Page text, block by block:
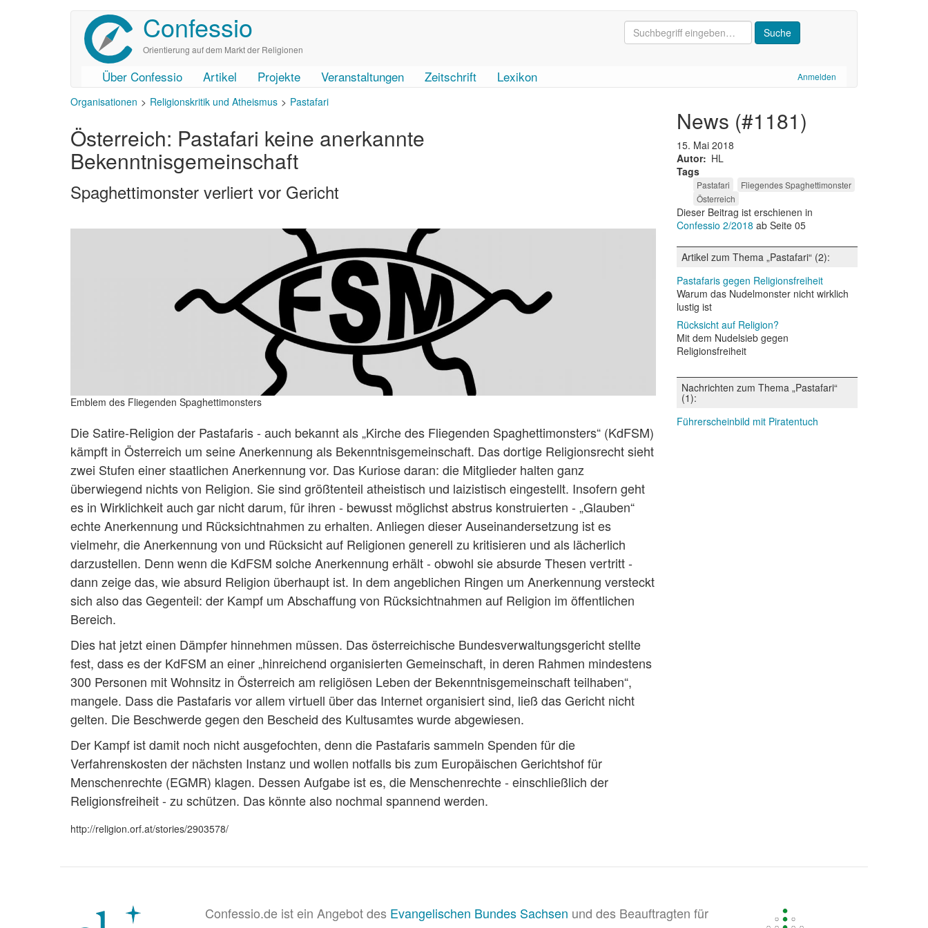
Confessio
Orientierung auf dem Markt der Religionen
User
account
menu
Anmelden
Main
navigation
Über Confessio Artikel Projekte Veranstaltungen Zeitschrift Lexikon
Organisationen Religionskritik und Atheismus Pastafari
Österreich: Pastafari keine anerkannte
Bekenntnisgemeinschaft
Spaghettimonster verliert vor Gericht
Emblem des Fliegenden Spaghettimonsters
Die Satire-Religion der Pastafaris - auch bekannt als „Kirche des Fliegenden Spaghettimonsters“ (KdFSM)
kämpft in Österreich um seine Anerkennung als Bekenntnisgemeinschaft. Das dortige Religionsrecht sieht
zwei Stufen einer staatlichen Anerkennung vor. Das Kuriose daran: die Mitglieder halten ganz
überwiegend nichts von Religion. Sie sind größtenteil atheistisch und laizistisch eingestellt. Insofern geht
es in Wirklichkeit auch gar nicht darum, für ihren - bewusst möglichst abstrus konstruierten - „Glauben“
echte Anerkennung und Rücksichtnahmen zu erhalten. Anliegen dieser Auseinandersetzung ist es
vielmehr, die Anerkennung von und Rücksicht auf Religionen generell zu kritisieren und als lächerlich
darzustellen. Denn wenn die KdFSM solche Anerkennung erhält - obwohl sie absurde Thesen vertritt -
dann zeige das, wie absurd Religion überhaupt ist. In dem angeblichen Ringen um Anerkennung versteckt
sich also das Gegenteil: der Kampf um Abschaffung von Rücksichtnahmen auf Religion im öffentlichen
Bereich.
Dies hat jetzt einen Dämpfer hinnehmen müssen. Das österreichische Bundesverwaltungsgericht stellte
fest, dass es der KdFSM an einer „hinreichend organisierten Gemeinschaft, in deren Rahmen mindestens
300 Personen mit Wohnsitz in Österreich am religiösen Leben der Bekenntnisgemeinschaft teilhaben“,
mangele. Dass die Pastafaris vor allem virtuell über das Internet organisiert sind, ließ das Gericht nicht
gelten. Die Beschwerde gegen den Bescheid des Kultusamtes wurde abgewiesen.
Der Kampf ist damit noch nicht ausgefochten, denn die Pastafaris sammeln Spenden für die
Verfahrenskosten der nächsten Instanz und wollen notfalls bis zum Europäischen Gerichtshof für
Menschenrechte (EGMR) klagen. Dessen Aufgabe ist es, die Menschenrechte - einschließlich der
Religionsfreiheit - zu schützen. Das könnte also nochmal spannend werden.
http://religion.orf.at/stories/2903578/
news (#1181)
15. Mai 2018
Autor
HL
Tags
Pastafari
Fliegendes Spaghettimonster
Österreich
Dieser Beitrag ist erschienen in
Confessio 2/2018 ab Seite 05
Artikel zum Thema „Pastafari“ (2):
Pastafaris gegen Religionsfreiheit
Warum das Nudelmonster nicht wirklich
lustig ist
Rücksicht auf Religion?
Mit dem Nudelsieb gegen
Religionsfreiheit
Nachrichten zum Thema „Pastafari“
(1):
Führerscheinbild mit Piratentuch
Confessio.de ist ein Angebot des Evangelischen Bundes Sachsen und des Beauftragten für